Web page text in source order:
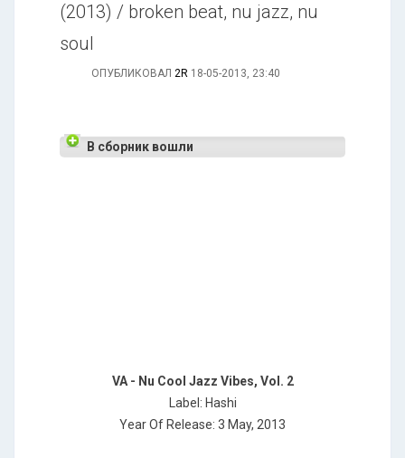
(2013) / broken beat, nu jazz, nu
soul
ОПУБЛИКОВАЛ 2R 18-05-2013, 23:40
В сборник вошли
VA - Nu Cool Jazz Vibes, Vol. 2
Label: Hashi
Year Of Release: 3 May, 2013